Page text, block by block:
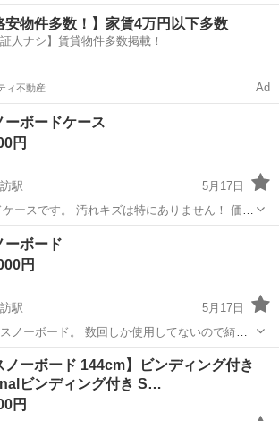
み★年間休日125日／稼げる夜勤専属！日払い
...
松本駅 その他
安物件多数！】家賃4万円以下多数
証人ナシ】賃貸物件多数掲載！
ィ不動産 Ad
ーボードケース
円
訪駅
5月17日
ースです。 汚れキズは特にありません！ 価格
額交渉します！
上諏訪駅
ーボード
円
駅
5月17日
ノーボード。 数回しか使用してないので綺麗
さ155センチです。 価格下げました！
上諏訪駅 スノーボード 状態
ノーボード 144cm】ビンディング付き
ビンディング付き S…
円